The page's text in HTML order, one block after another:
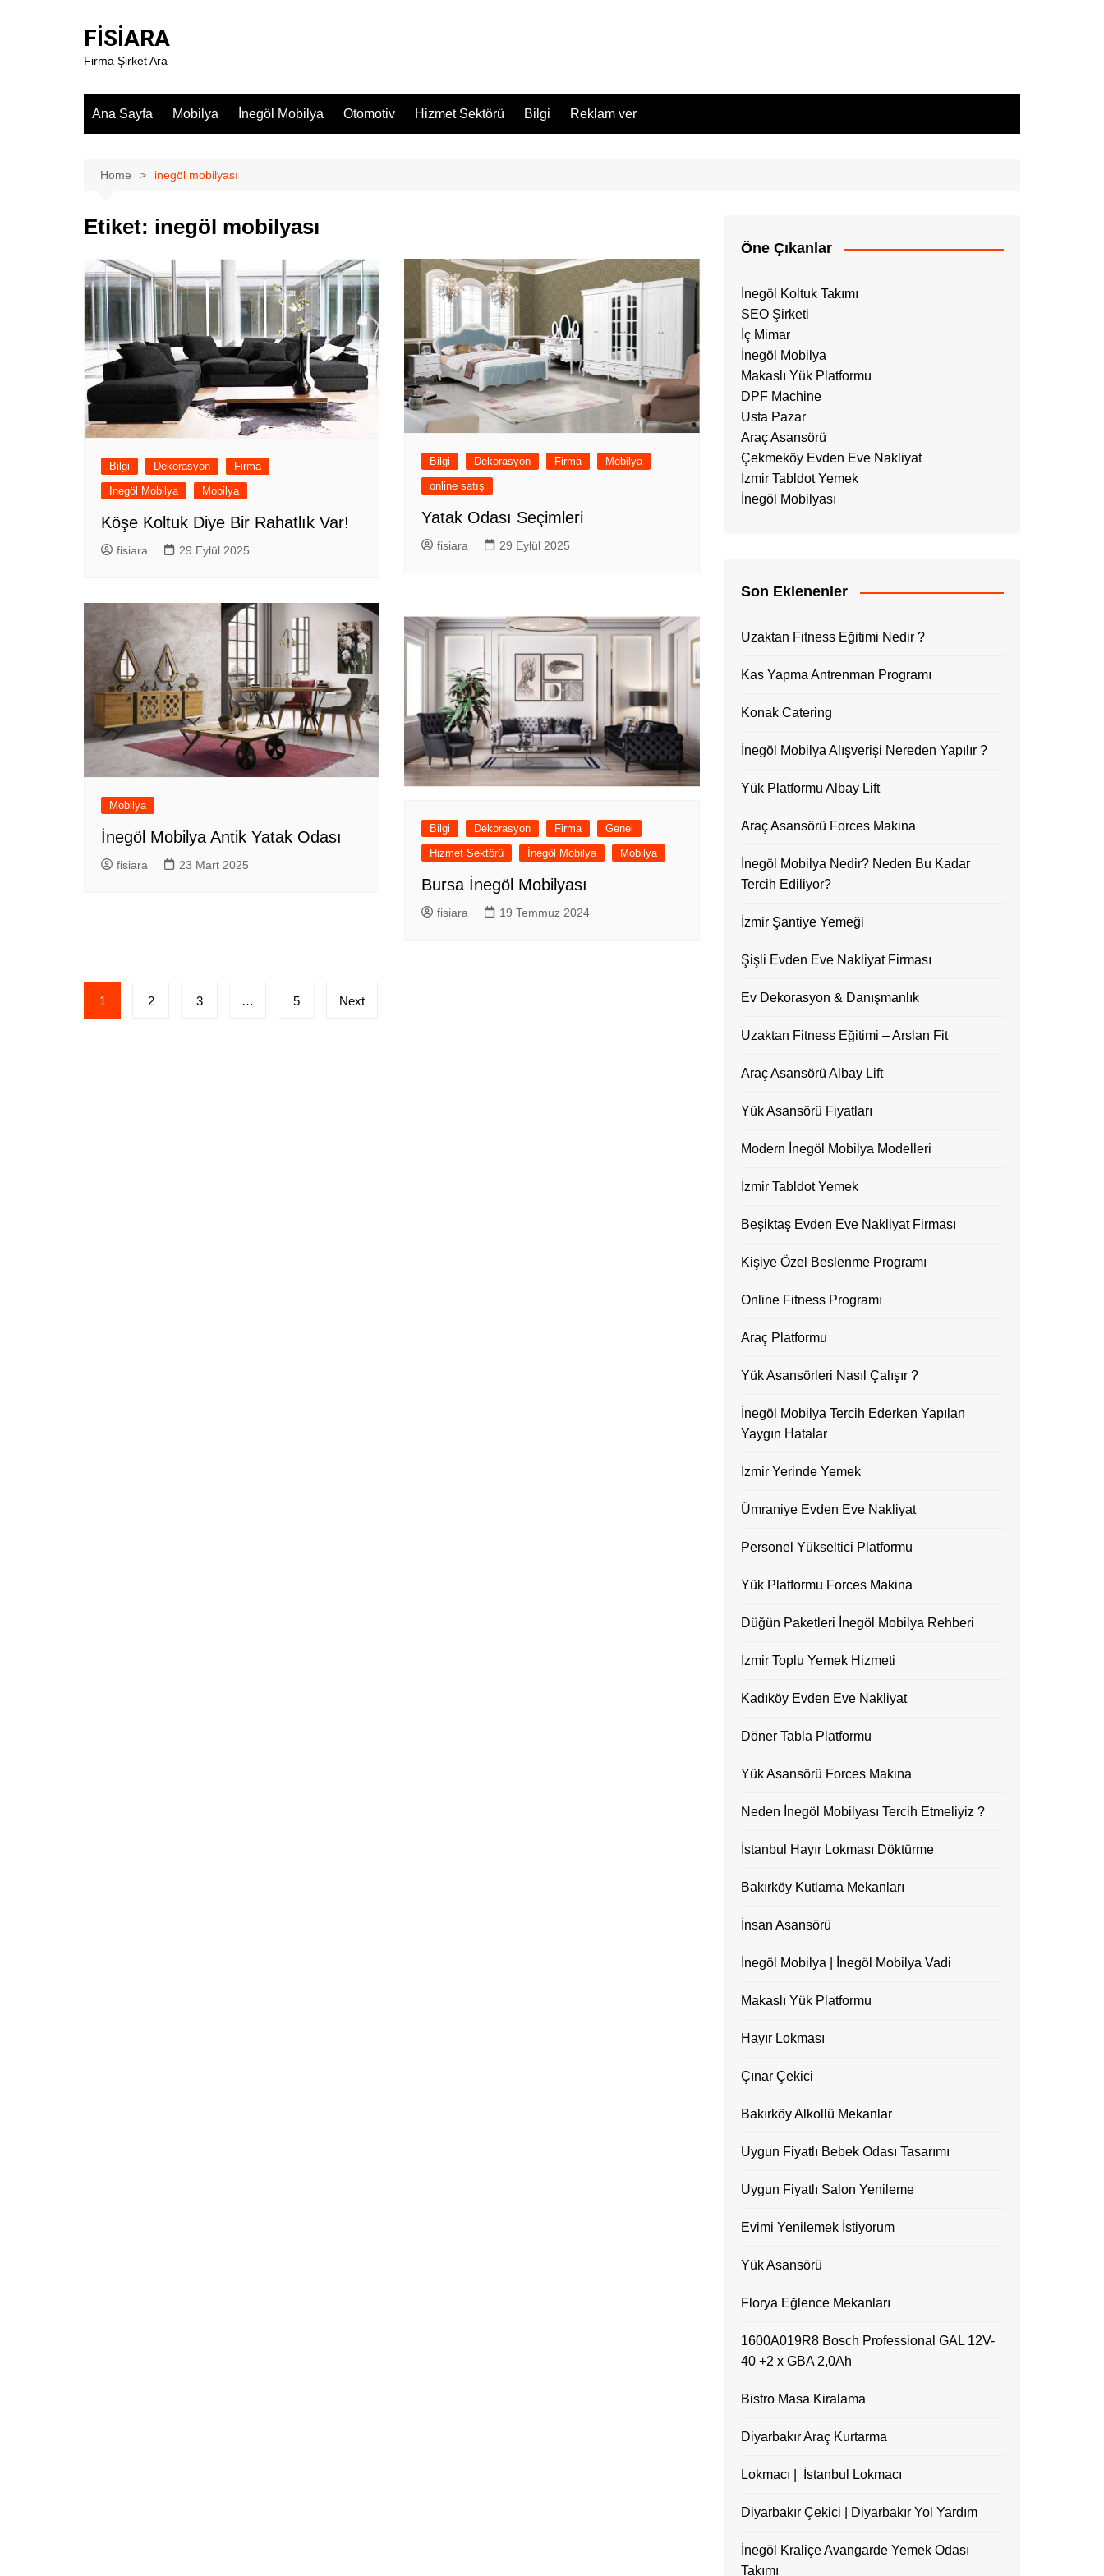
FİSİARA
Firma Şirket Ara
Ana Sayfa Mobilya İnegöl Mobilya Otomotiv Hizmet Sektörü Bilgi Reklam ver
Home inegöl mobilyası
Etiket: inegöl mobilyası
Bilgi Dekorasyon
Firma
İnegöl Mobilya
Mobilya
Köşe Koltuk Diye Bir Rahatlık Var!
fisiara 29 Eylül 2025
Bilgi Dekorasyon Firma
Mobilya
online satış
Yatak Odası Seçimleri
fisiara 29 Eylül 2025
Mobilya
İnegöl Mobilya Antik Yatak Odası
fisiara 23 Mart 2025
Bilgi Dekorasyon Firma
Genel
Hizmet Sektörü
İnegöl Mobilya Mobilya
Bursa İnegöl Mobilyası
fisiara 19 Temmuz 2024
Yazı
sayfalandırması
1 2 3 … 5 Next
Öne Çıkanlar
İnegöl Koltuk Takımı
SEO Şirketi
İç Mimar
İnegöl Mobilya
Makaslı Yük Platformu
DPF Machine
Usta Pazar
Araç Asansörü
Çekmeköy Evden Eve Nakliyat
İzmir Tabldot Yemek
İnegöl Mobilyası
Son Eklenenler
Uzaktan Fitness Eğitimi Nedir ?
Kas Yapma Antrenman Programı
Konak Catering
İnegöl Mobilya Alışverişi Nereden Yapılır ?
Yük Platformu Albay Lift
Araç Asansörü Forces Makina
İnegöl Mobilya Nedir? Neden Bu Kadar
Tercih Ediliyor?
İzmir Şantiye Yemeği
Şişli Evden Eve Nakliyat Firması
Ev Dekorasyon & Danışmanlık
Uzaktan Fitness Eğitimi – Arslan Fit
Araç Asansörü Albay Lift
Yük Asansörü Fiyatları
Modern İnegöl Mobilya Modelleri
İzmir Tabldot Yemek
Beşiktaş Evden Eve Nakliyat Firması
Kişiye Özel Beslenme Programı
Online Fitness Programı
Araç Platformu
Yük Asansörleri Nasıl Çalışır ?
İnegöl Mobilya Tercih Ederken Yapılan
Yaygın Hatalar
İzmir Yerinde Yemek
Ümraniye Evden Eve Nakliyat
Personel Yükseltici Platformu
Yük Platformu Forces Makina
Düğün Paketleri İnegöl Mobilya Rehberi
İzmir Toplu Yemek Hizmeti
Kadıköy Evden Eve Nakliyat
Döner Tabla Platformu
Yük Asansörü Forces Makina
Neden İnegöl Mobilyası Tercih Etmeliyiz ?
İstanbul Hayır Lokması Döktürme
Bakırköy Kutlama Mekanları
İnsan Asansörü
İnegöl Mobilya | İnegöl Mobilya Vadi
Makaslı Yük Platformu
Hayır Lokması
Çınar Çekici
Bakırköy Alkollü Mekanlar
Uygun Fiyatlı Bebek Odası Tasarımı
Uygun Fiyatlı Salon Yenileme
Evimi Yenilemek İstiyorum
Yük Asansörü
Florya Eğlence Mekanları
1600A019R8 Bosch Professional GAL 12V-
40 +2 x GBA 2,0Ah
Bistro Masa Kiralama
Diyarbakır Araç Kurtarma
Lokmacı | İstanbul Lokmacı
Diyarbakır Çekici | Diyarbakır Yol Yardım
İnegöl Kraliçe Avangarde Yemek Odası
Takımı